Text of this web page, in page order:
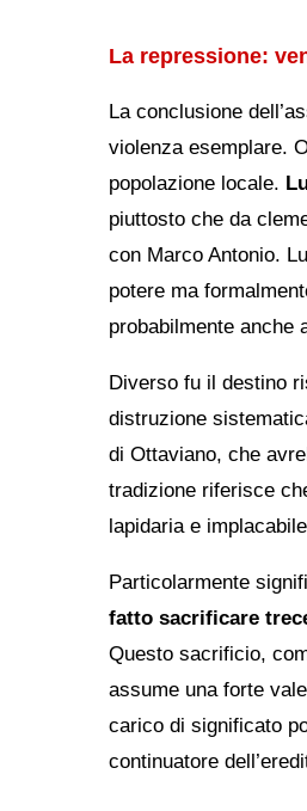
La repressione:
La conclusione
violenza esemplare.
popolazione locale.
piuttosto che da
con Marco Antonio.
potere ma
probabilmente anche
Diverso fu il destino
distruzione
di Ottaviano, che
tradizione riferisce
lapidaria e
Particolarmente
fatto sacrificare
Questo sacrificio,
assume una forte
carico di significato
continuatore